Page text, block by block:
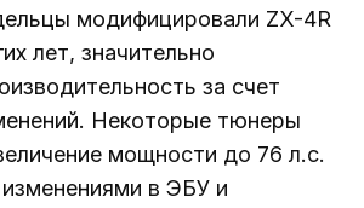
модифицировали ZX-4R
лет, значительно
за счет
Некоторые тюнеры
мощности до 76 л.с.
в ЭБУ и